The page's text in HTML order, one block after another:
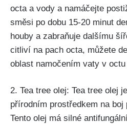
‌octa a vody a⁤ namáčejte
směsi po dobu 15-20 minut
houby a zabraňuje dalšímu‍
citliví na pach octa, můžete
oblast namočením vaty‍ v
2. ‌Tea​ tree olej: Tea‍ tree olej
přírodním prostředkem na‌ boj
Tento olej má silné